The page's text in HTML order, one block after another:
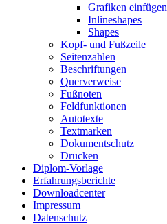
Grafiken einfügen
Inlineshapes
Shapes
Kopf- und Fußzeile
Seitenzahlen
Beschriftungen
Querverweise
Fußnoten
Feldfunktionen
Autotexte
Textmarken
Dokumentschutz
Drucken
Diplom-Vorlage
Erfahrungsberichte
Downloadcenter
Impressum
Datenschutz